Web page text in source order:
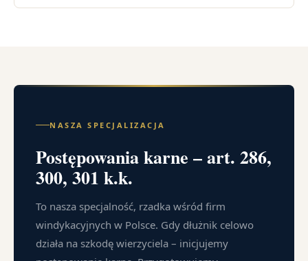
NASZA SPECJALIZACJA
Postępowania karne – art. 286,
300, 301 k.k.
To nasza specjalność, rzadka wśród firm
windykacyjnych w Polsce. Gdy dłużnik celowo
działa na szkodę wierzyciela – inicjujemy